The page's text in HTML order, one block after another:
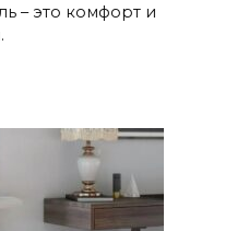
– это комфорт и